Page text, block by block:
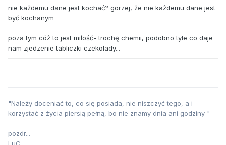
nie każdemu dane jest kochać? gorzej, że nie każdemu dane jest
być kochanym
poza tym cóż to jest miłość- trochę chemii, podobno tyle co daje
nam zjedzenie tabliczki czekolady...
"Należy doceniać to, co się posiada, nie niszczyć tego, a i
korzystać z życia piersią pełną, bo nie znamy dnia ani godziny "
pozdr...